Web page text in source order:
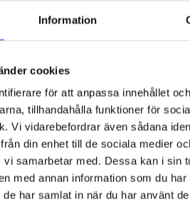
Information
cookies
för att anpassa innehållet och
tillhandahålla funktioner för
Vi vidarebefordrar även sådana
din enhet till de sociala medier
samarbetar med. Dessa kan i sin
med annan information som du har
har samlat in när du har använt
vara maximalt 8 mm bred. Om
Blinx kan användas för att motivera
och göra vardagen med
kan också användas som belöning
överenskomna mål – t.ex. i
för barn under 3 år eftersom den
kan utgöra en kvävningsrisk.